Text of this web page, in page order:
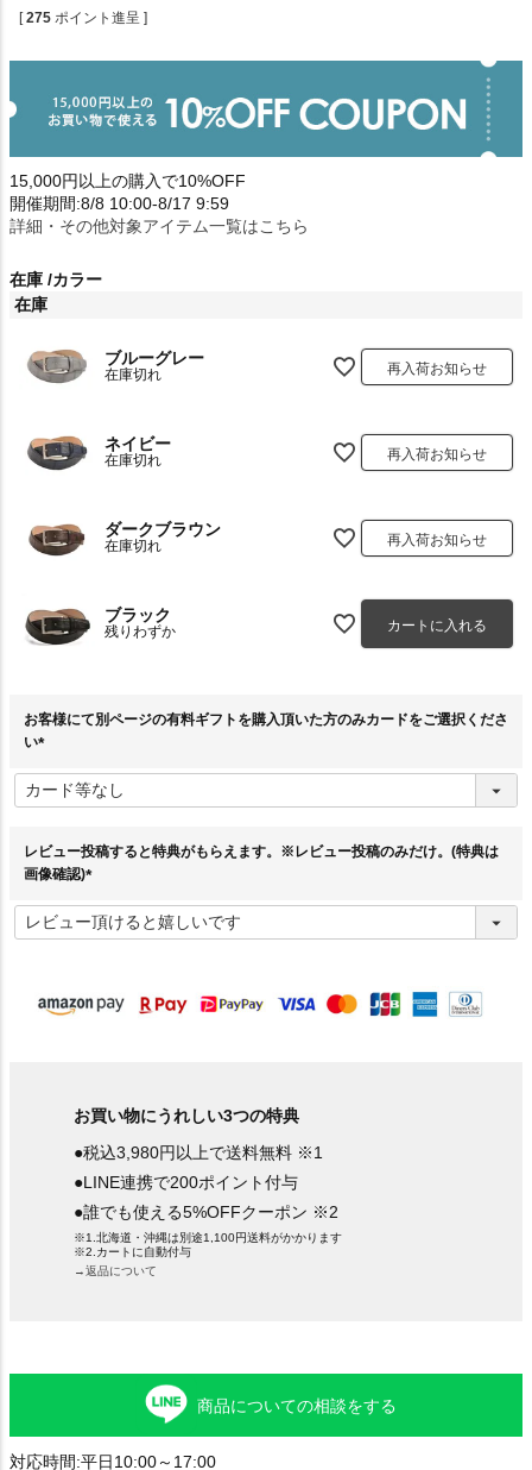
[ 275 ポイント進呈 ]
15,000円以上の購入で10%OFF
開催期間:8/8 10:00-8/17 9:59
詳細・その他対象アイテム一覧はこちら
在庫 カラー
在庫
ブルーグレー
在庫切れ 再入荷お知らせ
ネイビー
在庫切れ 再入荷お知らせ
ダークブラウン
在庫切れ 再入荷お知らせ
ブラック
残りわずか カートに入れる
お客様にて別ページの有料ギフトを購入頂いた方のみカードをご選択くださ
い
必
須
レビュー投稿すると特典がもらえます。※レビュー投稿のみだけ。(特典は
画像確認)
必
須
お買い物にうれしい3つの特典
●税込3,980円以上で送料無料 ※1
●LINE連携で200ポイント付与
●誰でも使える5%OFFクーポン ※2
※1.北海道・沖縄は別途1,100円送料がかかります
※2.カートに自動付与
→返品について
商品についての相談をする
対応時間:平日10:00～17:00